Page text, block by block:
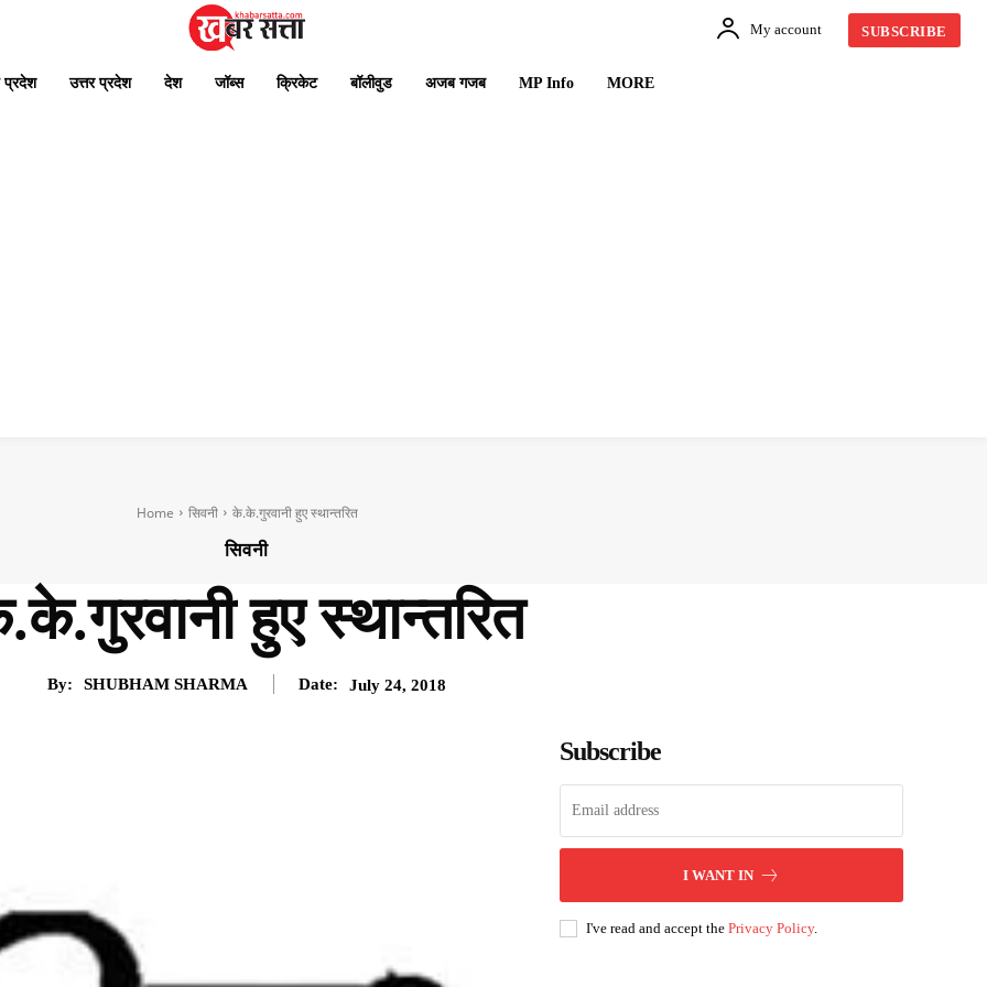
My account SUBSCRIBE
प्रदेश उत्तर प्रदेश देश जॉब्स क्रिकेट बॉलीवुड अजब गजब MP Info MORE
Home सिवनी के.के.गुरवानी हुए स्थान्तरित
सिवनी
हुए स्थान्तरित
By: SHUBHAM SHARMA Date: July 24, 2018
Subscribe
I WANT IN
I've read and accept thePrivacy Policy.